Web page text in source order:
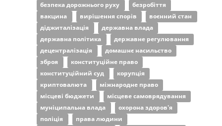
безпека дорожнього руху
безробіття
вакцина
вирішення спорів
воєнний стан
діджиталізація
державна влада
державна політика
державне регулювання
децентралізація
домашнє насильство
зброя
конституційне право
конституційний суд
корупція
криптовалюта
міжнародне право
місцеві бюджети
місцеве самоврядування
муніципальна влада
охорона здоров'я
поліція
права людини